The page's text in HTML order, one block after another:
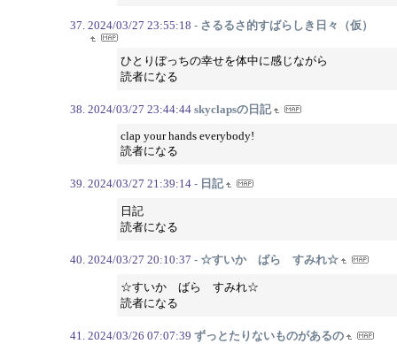
2024/03/27 23:55:18 - さるるさ的すばらしき日々（仮）
ひとりぼっちの幸せを体中に感じながら
読者になる
2024/03/27 23:44:44 skyclapsの日記
clap your hands everybody!
読者になる
2024/03/27 21:39:14 - 日記
日記
読者になる
2024/03/27 20:10:37 - ☆すいか ばら すみれ☆
☆すいか ばら すみれ☆
読者になる
2024/03/26 07:07:39 ずっとたりないものがあるの